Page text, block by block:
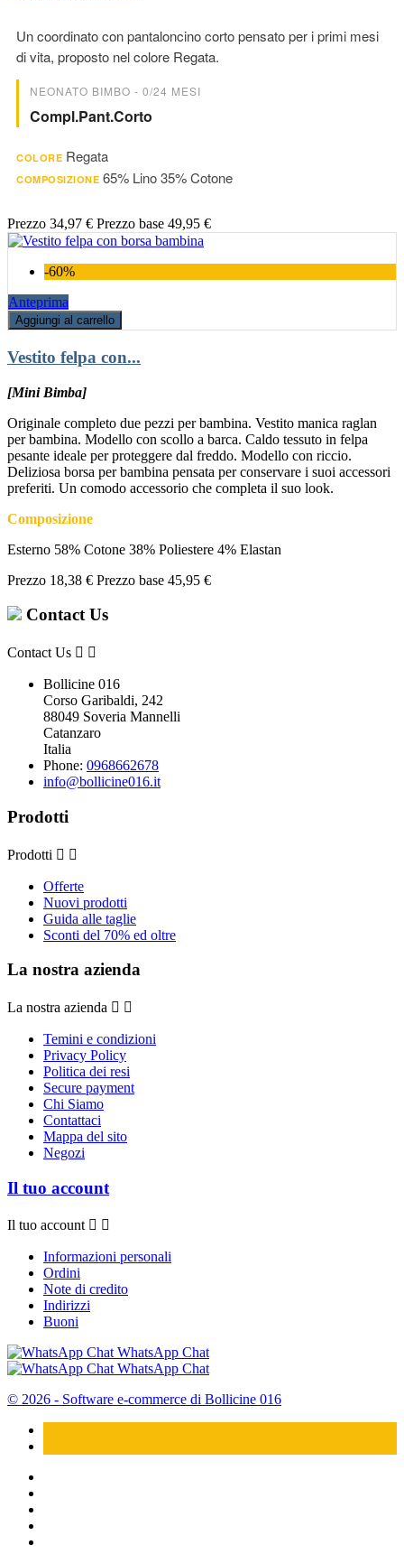
Un coordinato con pantaloncino corto pensato per i primi mesi
di vita, proposto nel colore Regata.
NEONATO BIMBO - 0/24 MESI
Compl.pant.corto
COLORE Regata
COMPOSIZIONE 65% Lino 35% Cotone
Prezzo 34,97 € Prezzo base 49,95 €
-60%
Anteprima
Aggiungi al carrello
Vestito felpa con...
[Mini Bimba]
Originale completo due pezzi per bambina. Vestito manica raglan
per bambina. Modello con scollo a barca. Caldo tessuto in felpa
pesante ideale per proteggere dal freddo. Modello con riccio.
Deliziosa borsa per bambina pensata per conservare i suoi accessori
preferiti. Un comodo accessorio che completa il suo look.
Composizione
Esterno 58% Cotone 38% Poliestere 4% Elastan
Prezzo 18,38 € Prezzo base 45,95 €
Contact Us
Contact Us  
Bollicine 016
Corso Garibaldi, 242
88049 Soveria Mannelli
Catanzaro
Italia
Phone: 0968662678
info@bollicine016.it
Prodotti
Prodotti  
Offerte
Nuovi prodotti
Guida alle taglie
Sconti del 70% ed oltre
La nostra azienda
La nostra azienda  
Temini e condizioni
Privacy Policy
Politica dei resi
Secure payment
Chi Siamo
Contattaci
Mappa del sito
Negozi
Il tuo account
Il tuo account  
Informazioni personali
Ordini
Note di credito
Indirizzi
Buoni
WhatsApp Chat
WhatsApp Chat
© 2026 - Software e-commerce di Bollicine 016